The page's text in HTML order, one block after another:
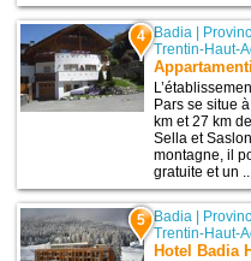
4 Badia
Trentin-Haut-
Pars se situe
km et 27 km
Sella et
montagne, il
gratuite et un
5 Badia |
Trentin-Haut-
Hotel Badia